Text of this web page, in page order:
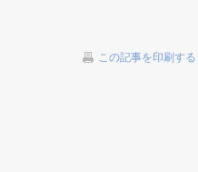
この記事を印刷する